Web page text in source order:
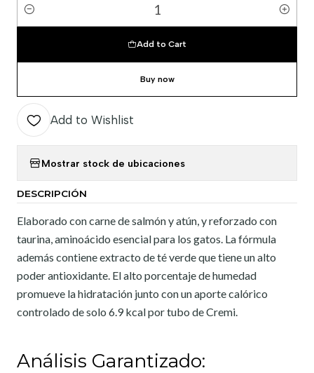
Quantity
Add to Cart
Buy now
Add to Wishlist
Mostrar stock de ubicaciones
DESCRIPCIÓN
Elaborado con carne de salmón y atún, y reforzado con
taurina, aminoácido esencial para los gatos. La fórmula
además contiene extracto de té verde que tiene un alto
poder antioxidante. El alto porcentaje de humedad
promueve la hidratación junto con un aporte calórico
controlado de solo 6.9 kcal por tubo de Cremi.
Análisis Garantizado: